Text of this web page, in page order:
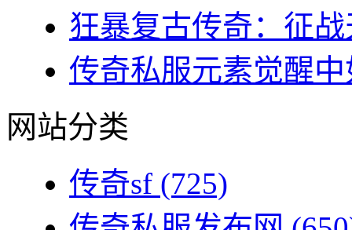
狂暴复古传奇：征
传奇私服元素觉醒
网站分类
传奇sf (725)